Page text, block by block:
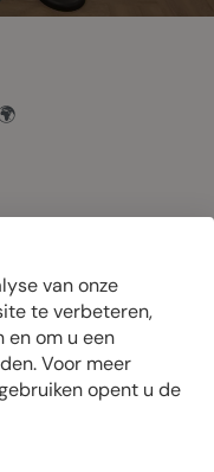
van onze
te verbeteren,
en om u een
Voor meer
opent u de